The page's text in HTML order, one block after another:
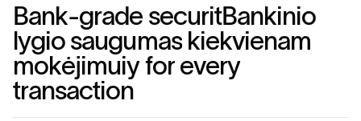
Bank-grade securitBankinio
lygio saugumas kiekvienam
mokėjimuiy for every
transaction